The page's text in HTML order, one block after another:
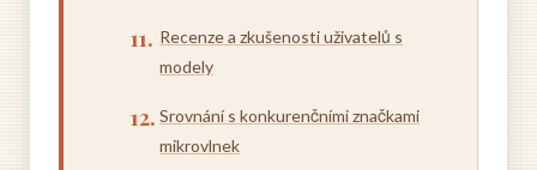
Recenze a zkušenosti uživatelů s
modely
Srovnání s konkurenčními značkami
mikrovlnek